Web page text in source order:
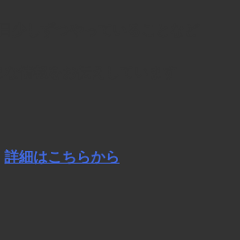
詳細はこちらから